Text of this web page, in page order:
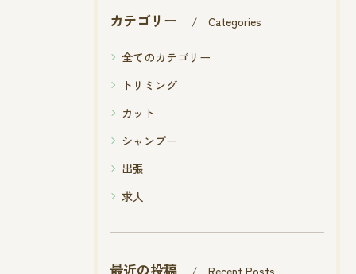
カテゴリー Categories
全てのカテゴリー
トリミング
カット
シャンプー
出張
求人
最近の投稿 Recent Posts